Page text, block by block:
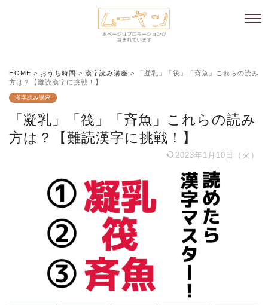
HOME > おうち時間 > 漢字読み講座 >
「凝乳」「筏」「斉魚」これらの読み
方は？【難読漢字に挑戦！】
漢字読み講座
「凝乳」「筏」「斉魚」これらの読み
方は？【難読漢字に挑戦！】
2023年1月10日（火）